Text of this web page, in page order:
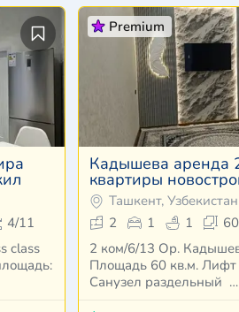
4/11
class
Premium
Кадышева аренда
квартиры
Ташкент, Узбекистан
2
1 1
2 ком/6/13 Ор. Кадышева базар
Площадь 60 кв.м. Лифт новый
Санузел раздельный …